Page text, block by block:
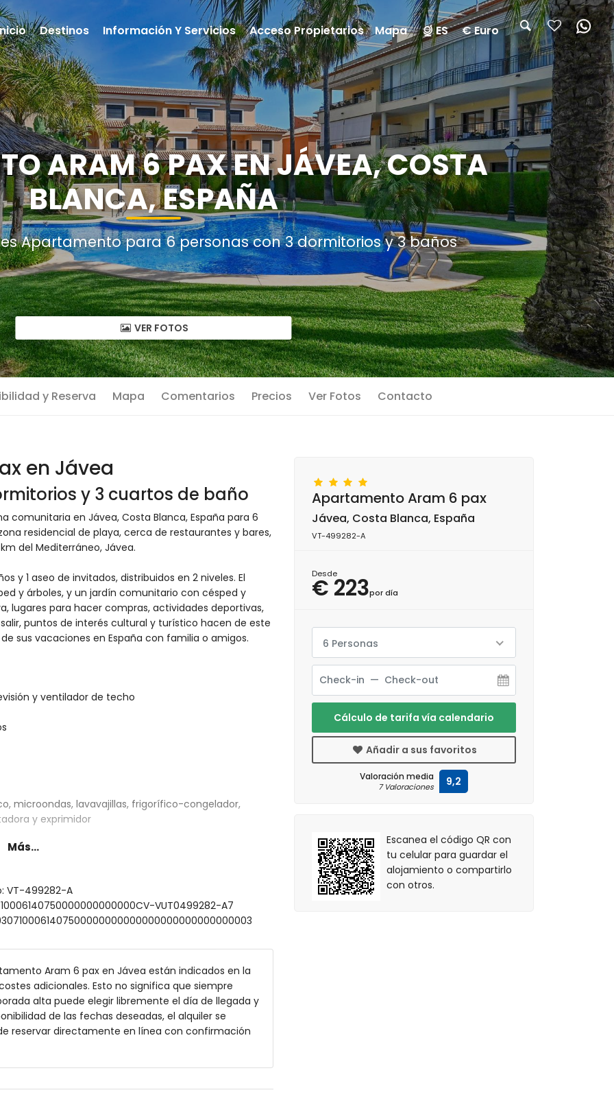
ARAM 6 PAX EN JÁVEA, COSTA
BLANCA, ESPAÑA
Apartamento para 6 personas con 3 dormitorios y 3 baños
VER FOTOS
y Reserva Mapa Comentarios Precios Ver Fotos Contacto
en Jávea
y 3 cuartos de baño
comunitaria en Jávea, Costa Blanca, España para 6
residencial de playa, cerca de restaurantes y bares,
del Mediterráneo, Jávea.
y 1 aseo de invitados, distribuidos en 2 niveles. El
y árboles, y un jardín comunitario con césped y
lugares para hacer compras, actividades deportivas,
puntos de interés cultural y turístico hacen de este
sus vacaciones en España con familia o amigos.
y ventilador de techo
microondas, lavavajillas, frigorífico-congelador,
y exprimidor
(de 200 por 90 cm), ventilador y baño en
individuales (de 190 por 90 cm) y ventilador
Más...
VT-499282-A
VUT0499282-A7
Aram 6 pax en Jávea están indicados en la
adicionales. Esto no significa que siempre
alta puede elegir libremente el día de llegada y
de las fechas deseadas, el alquiler se
reservar directamente en línea con confirmación
Apartamento Aram 6 pax
Jávea, Costa Blanca, España
VT-499282-A
Desde
€ 223por día
6 Personas
Cálculo de tarifa vía calendario
Añadir a sus favoritos
Valoración media
7 Valoraciones 9,2
Escanea el código QR con
tu celular para guardar el
alojamiento o compartirlo
con otros.
Destinos Información Y Servicios Acceso Propietarios Mapa ES € Euro